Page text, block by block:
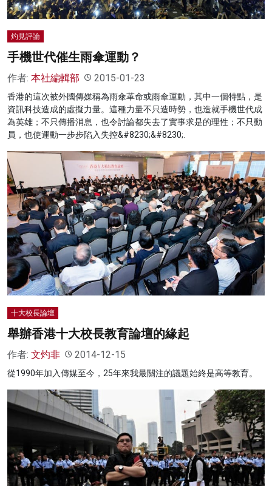
灼見評論
手機世代催生雨傘運動？
作者: 本社編輯部 2015-01-23
香港的這次被外國傳媒稱為雨傘革命或雨傘運動，其中一個特點，是
資訊科技造成的虛擬力量。這種力量不只造時勢，也造就手機世代成
為英雄；不只傳播消息，也令討論都失去了實事求是的理性；不只動
員，也使運動一步步陷入失控&#8230;&#8230;.
十大校長論壇
舉辦香港十大校長教育論壇的緣起
作者: 文灼非 2014-12-15
從1990年加入傳媒至今，25年來我最關注的議題始終是高等教育。